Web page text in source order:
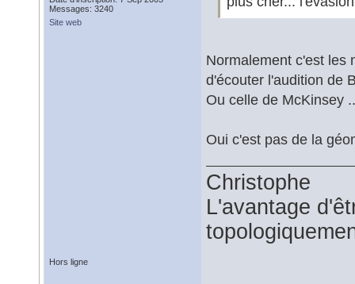
Messages: 3240
Site web
Normalement c'est les
d'écouter l'audition de
Ou celle de McKinsey
Oui c'est pas de la
Christophe
L'avantage
Hors ligne